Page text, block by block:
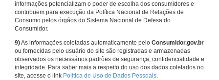
informações potencializam o poder de escolha dos consumidores e
contribuem para execução da Política Nacional de Relações de
Consumo pelos órgãos do Sistema Nacional de Defesa do
Consumidor.
9)As informações coletadas automaticamente pelo Consumidor.gov.br
ou fornecidas pelo usuário do site são registradas e armazenadas
observados os necessários padrões de segurança, confidencialidade e
integridade. Para saber mais a respeito do uso dos dados coletados no
site, acesse o link Política de Uso de Dados Pessoais.